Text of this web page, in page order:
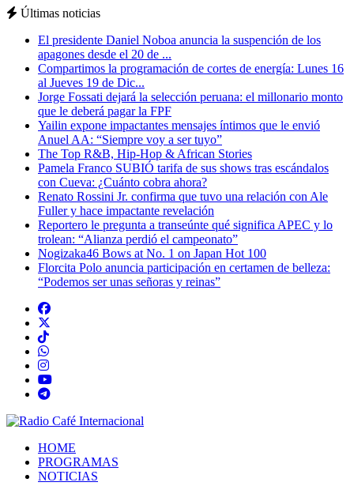
Últimas noticias
El presidente Daniel Noboa anuncia la suspención de los
apagones desde el 20 de ...
Compartimos la programación de cortes de energía: Lunes 16
al Jueves 19 de Dic...
Jorge Fossati dejará la selección peruana: el millonario monto
que le deberá pagar la FPF
Yailin expone impactantes mensajes íntimos que le envió
Anuel AA: “Siempre voy a ser tuyo”
The Top R&B, Hip-Hop & African Stories
Pamela Franco SUBIÓ tarifa de sus shows tras escándalos
con Cueva: ¿Cuánto cobra ahora?
Renato Rossini Jr. confirma que tuvo una relación con Ale
Fuller y hace impactante revelación
Reportero le pregunta a transeúnte qué significa APEC y lo
trolean: “Alianza perdió el campeonato”
Nogizaka46 Bows at No. 1 on Japan Hot 100
Florcita Polo anuncia participación en certamen de belleza:
“Podemos ser unas señoras y reinas”
HOME
PROGRAMAS
NOTICIAS